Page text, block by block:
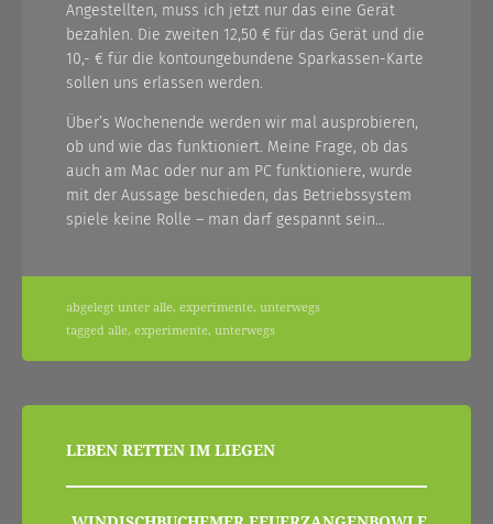
Angestellten, muss ich jetzt nur das eine Gerät
bezahlen. Die zweiten 12,50 € für das Gerät und die
10,- € für die kontoungebundene Sparkassen-Karte
sollen uns erlassen werden.
Über’s Wochenende werden wir mal ausprobieren,
ob und wie das funktioniert. Meine Frage, ob das
auch am Mac oder nur am PC funktioniere, wurde
mit der Aussage beschieden, das Betriebssystem
spiele keine Rolle – man darf gespannt sein…
abgelegt unter alle, experimente, unterwegs
tagged alle, experimente, unterwegs
beitragsnavigation
LEBEN RETTEN IM LIEGEN